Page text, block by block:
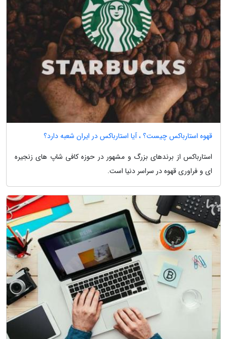
قهوه استارباکس چیست؟ ، آیا استارباکس در ایران شعبه دارد؟
استارباکس از برندهای بزرگ و مشهور در حوزه کافی شاپ های زنجیره
ای و فراوری قهوه در سراسر دنیا است.